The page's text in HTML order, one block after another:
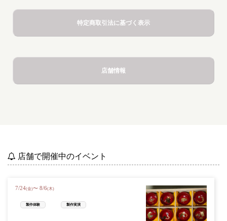
特定商取引法に基づく表示
店舗情報
店舗で開催中のイベント
7/24(金)〜 8/6(木)
製作体験 製作実演